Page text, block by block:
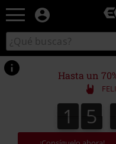
Buscar
en
el
catálogo
Hasta un
1
1 5
5